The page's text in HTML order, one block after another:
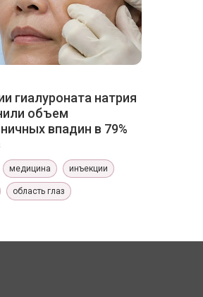
гиалуроната натрия
объем
впадин в 79%
медицина инъекции
область глаз